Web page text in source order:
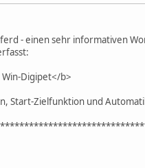
- einen sehr informativen
Digipet</b>
Start-Zielfunktion und